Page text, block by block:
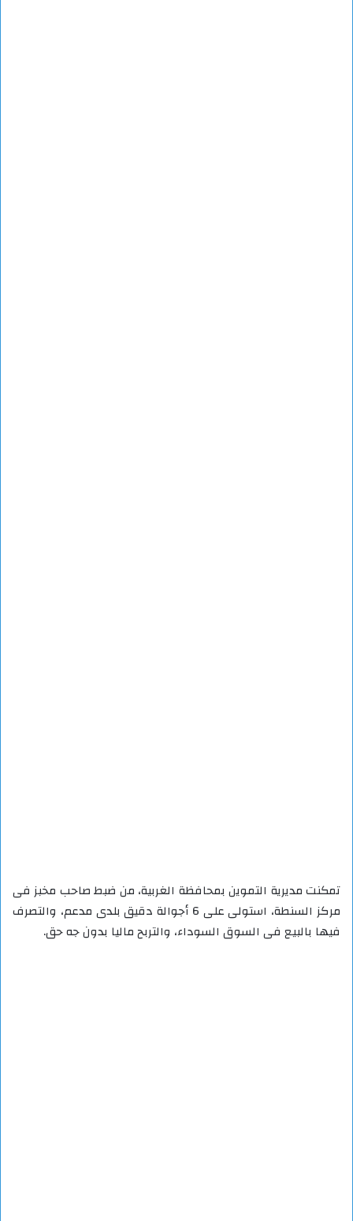
تمكنت مديرية التموين بمحافظة الغربية، من ضبط صاحب مخبز فى
مركز السنطة، استولى على 6 أجوالة دقيق بلدى مدعم، والتصرف
فيها بالبيع فى السوق السوداء، والتربح ماليا بدون جه حق.